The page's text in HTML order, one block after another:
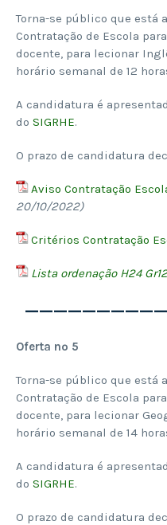
Torna-se público que está
Contratação de Escola
docente, para lecionar
horário semanal de 12
A candidatura é
do SIGRHE.
O prazo de candidatura
Aviso Contratação
20/10/2022)
Critérios Contratação
Lista ordenação H24
Oferta nº 5
Torna-se público que está
Contratação de Escola
docente, para lecionar
horário semanal de 14
A candidatura é
do SIGRHE.
O prazo de candidatura